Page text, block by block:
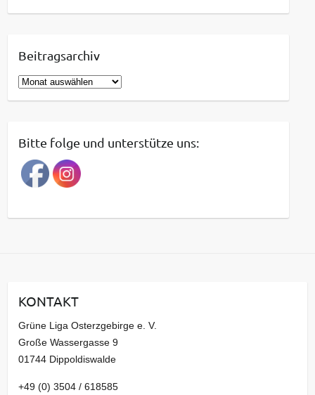
Beitragsarchiv
B
e
r
a
g
a
v
Bitte folge und unterstütze uns:
KONTAKT
Grüne Liga Osterzgebirge e. V.
Große Wassergasse 9
01744 Dippoldiswalde
+49 (0) 3504 / 618585